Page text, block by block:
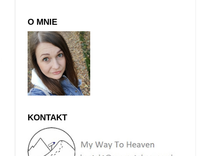
O MNIE
KONTAKT